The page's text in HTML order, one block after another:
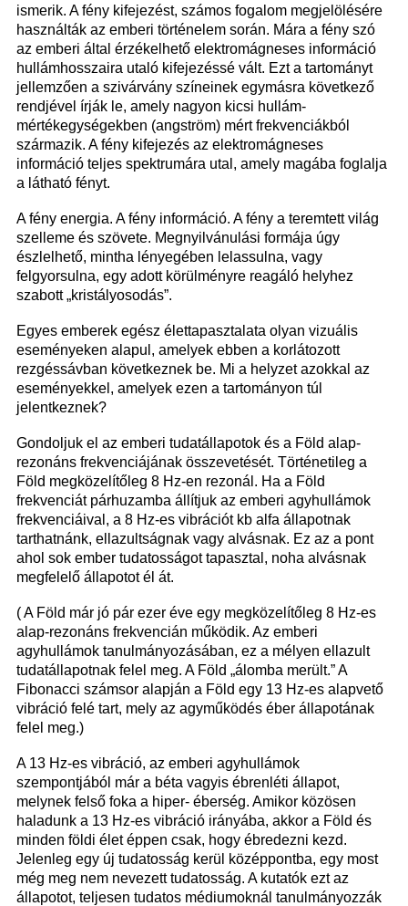
ismerik. A fény kifejezést, számos fogalom megjelölésére
használták az emberi történelem során. Mára a fény szó
az emberi által érzékelhető elektromágneses információ
hullámhosszaira utaló kifejezéssé vált. Ezt a tartományt
jellemzően a szivárvány színeinek egymásra következő
rendjével írják le, amely nagyon kicsi hullám-
mértékegységekben (angström) mért frekvenciákból
származik. A fény kifejezés az elektromágneses
információ teljes spektrumára utal, amely magába foglalja
a látható fényt.
A fény energia. A fény információ. A fény a teremtett világ
szelleme és szövete. Megnyilvánulási formája úgy
észlelhető, mintha lényegében lelassulna, vagy
felgyorsulna, egy adott körülményre reagáló helyhez
szabott „kristályosodás”.
Egyes emberek egész élettapasztalata olyan vizuális
eseményeken alapul, amelyek ebben a korlátozott
rezgéssávban következnek be. Mi a helyzet azokkal az
eseményekkel, amelyek ezen a tartományon túl
jelentkeznek?
Gondoljuk el az emberi tudatállapotok és a Föld alap-
rezonáns frekvenciájának összevetését. Történetileg a
Föld megközelítőleg 8 Hz-en rezonál. Ha a Föld
frekvenciát párhuzamba állítjuk az emberi agyhullámok
frekvenciáival, a 8 Hz-es vibrációt kb alfa állapotnak
tarthatnánk, ellazultságnak vagy alvásnak. Ez az a pont
ahol sok ember tudatosságot tapasztal, noha alvásnak
megfelelő állapotot él át.
( A Föld már jó pár ezer éve egy megközelítőleg 8 Hz-es
alap-rezonáns frekvencián működik. Az emberi
agyhullámok tanulmányozásában, ez a mélyen ellazult
tudatállapotnak felel meg. A Föld „álomba merült.” A
Fibonacci számsor alapján a Föld egy 13 Hz-es alapvető
vibráció felé tart, mely az agyműködés éber állapotának
felel meg.)
A 13 Hz-es vibráció, az emberi agyhullámok
szempontjából már a béta vagyis ébrenléti állapot,
melynek felső foka a hiper- éberség. Amikor közösen
haladunk a 13 Hz-es vibráció irányába, akkor a Föld és
minden földi élet éppen csak, hogy ébredezni kezd.
Jelenleg egy új tudatosság kerül középpontba, egy most
még meg nem nevezett tudatosság. A kutatók ezt az
állapotot, teljesen tudatos médiumoknál tanulmányozzák